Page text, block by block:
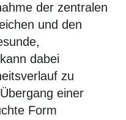
der zentralen
und den
dabei
zu
einer
Form